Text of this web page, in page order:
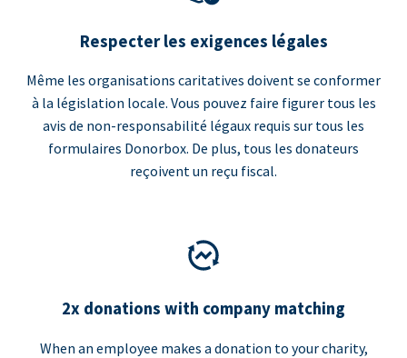
Respecter les exigences légales
Même les organisations caritatives doivent se conformer
à la législation locale. Vous pouvez faire figurer tous les
avis de non-responsabilité légaux requis sur tous les
formulaires Donorbox. De plus, tous les donateurs
reçoivent un reçu fiscal.
2x donations with company matching
When an employee makes a donation to your charity,